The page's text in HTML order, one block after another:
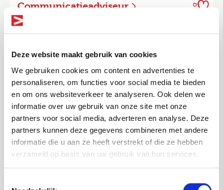
Deze website maakt gebruik van cookies
We gebruiken cookies om content en advertenties te
personaliseren, om functies voor social media te bieden
en om ons websiteverkeer te analyseren. Ook delen we
informatie over uw gebruik van onze site met onze
partners voor social media, adverteren en analyse. Deze
partners kunnen deze gegevens combineren met andere
informatie die u aan ze heeft verstrekt of die ze hebben
verzameld op basis van uw gebruik van hun services.
Communicatieadviseur
per maand
gemeentelijke organisatie. Je adv…
Algemeen jurist
€4250 - €6000 per
maand
Meerdere jaren (gemeentelijke) werkervaring als
jurist? Dan is dit jouw kans! A…
Altijd als 1e op de hoogte van de
nieuwste vacatures als je een job
alert aanmaakt!